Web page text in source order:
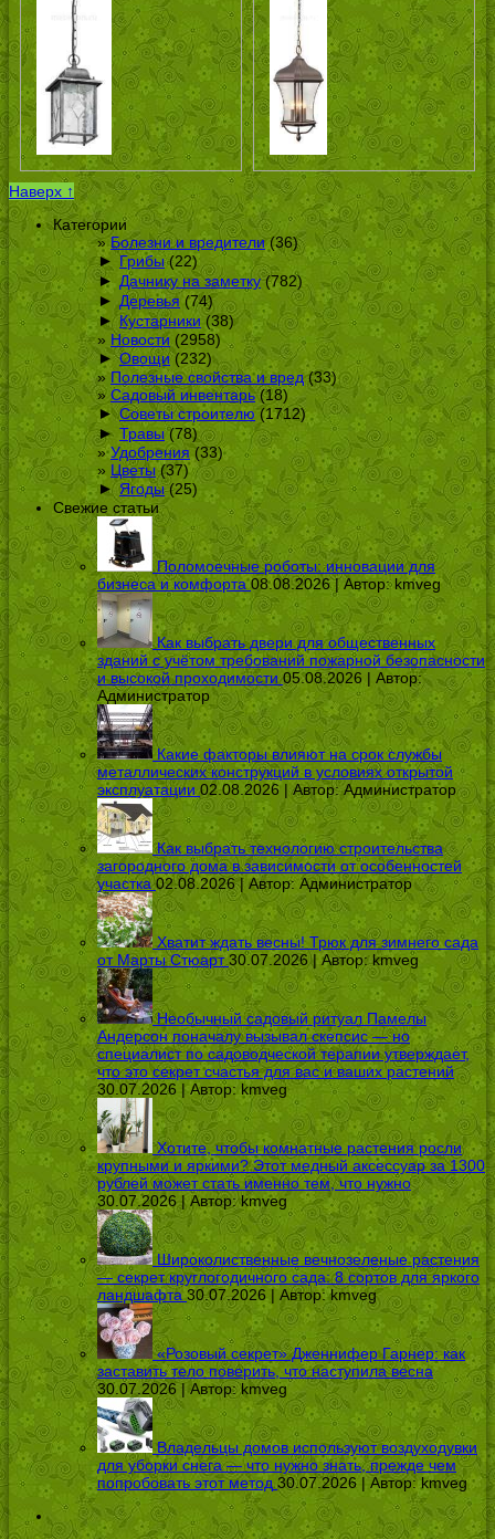
Наверх ↑
Категории
Болезни и вредители(36)
► Грибы(22)
► Дачнику на заметку(782)
► Деревья (74)
► Кустарники(38)
Новости (2958)
► Овощи(232)
Полезные свойства и вред(33)
Садовый инвентарь(18)
► Советы строителю(1712)
► Травы(78)
Удобрения(33)
Цветы(37)
► Ягоды(25)
Свежие статьи
Поломоечные роботы: инновации для
бизнеса и комфорта 08.08.2026 | Автор:kmveg
Как выбрать двери для общественных
зданий с учётом требований пожарной безопасности
и высокой проходимости 05.08.2026 | Автор:
Администратор
Какие факторы влияют на срок службы
металлических конструкций в условиях открытой
эксплуатации 02.08.2026 | Автор:Администратор
Как выбрать технологию строительства
загородного дома в зависимости от особенностей
участка 02.08.2026 | Автор:Администратор
Хватит ждать весны! Трюк для зимнего сада
от Марты Стюарт 30.07.2026 | Автор:kmveg
Необычный садовый ритуал Памелы
Андерсон поначалу вызывал скепсис — но
специалист по садоводческой терапии утверждает,
что это секрет счастья для вас и ваших растений
30.07.2026 | Автор: kmveg
Хотите, чтобы комнатные растения росли
крупными и яркими? Этот медный аксессуар за 1300
рублей может стать именно тем, что нужно
30.07.2026 | Автор:kmveg
Широколиственные вечнозеленые растения
— секрет круглогодичного сада: 8 сортов для яркого
ландшафта 30.07.2026 | Автор:kmveg
«Розовый секрет» Дженнифер Гарнер: как
заставить тело поверить, что наступила весна
30.07.2026 | Автор:kmveg
Владельцы домов используют воздуходувки
для уборки снега — что нужно знать, прежде чем
попробовать этот метод 30.07.2026 | Автор:kmveg